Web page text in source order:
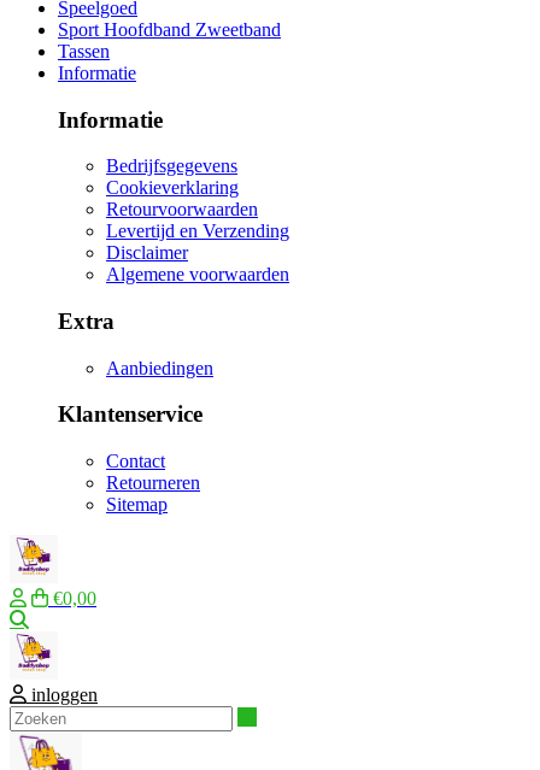
Speelgoed
Sport Hoofdband Zweetband
Tassen
Informatie
Informatie
Bedrijfsgegevens
Cookieverklaring
Retourvoorwaarden
Levertijd en Verzending
Disclaimer
Algemene voorwaarden
Extra
Aanbiedingen
Klantenservice
Contact
Retourneren
Sitemap
€0,00
inloggen